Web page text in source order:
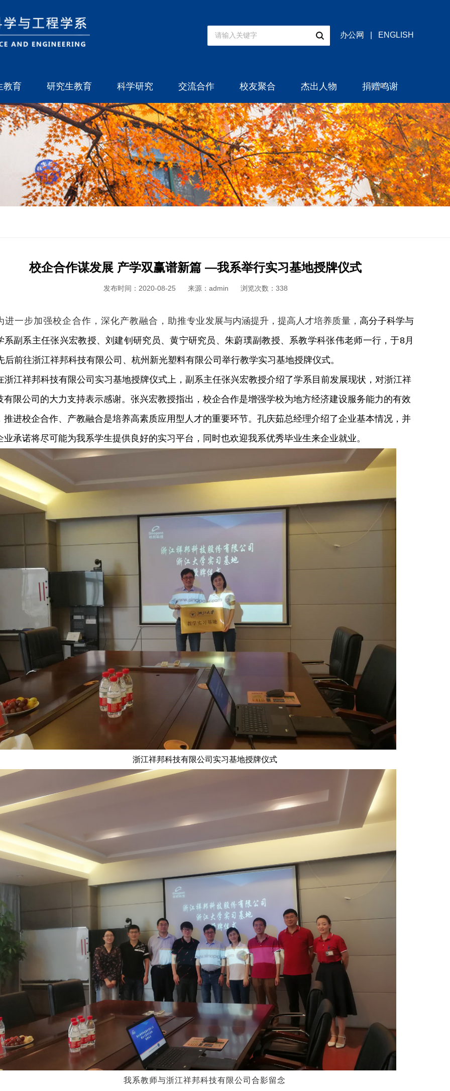
办公网 ENGLISH
教育 研究生教育 科学研究 交流合作 校友聚合 杰出人物 捐赠鸣谢
校企合作谋发展 产学双赢谱新篇 ―我系举行实习基地授牌仪式
发布时间：2020-08-25 来源：admin 浏览次数： 338
进一步加强校企合作，深化产教融合，助推专业发展与内涵提升，提高人才培养质量， 高分子科学与
系副系主任张兴宏教授、刘建钊研究员、黄宁研究员、朱蔚璞副教授、系教学科张伟老师一行，于8月
后前往浙江祥邦科技有限公司、杭州新光塑料有限公司举行教学实习基地授牌仪式。
浙江祥邦科技有限公司实习基地授牌仪式上，副系主任张兴宏教授介绍了学系目前发展现状，对浙江祥
有限公司的大力支持表示感谢。张兴宏教授指出，校企合作是增强学校为地方经济建设服务能力的有效
推进校企合作、产教融合是培养高素质应用型人才的重要环节。孔庆茹总经理介绍了企业基本情况，并
业承诺将尽可能为我系学生提供良好的实习平台，同时也欢迎我系优秀毕业生来企业就业。
浙江祥邦科技有限公司实习基地授牌仪式
我系教师与浙江祥邦科技有限公司合影留念